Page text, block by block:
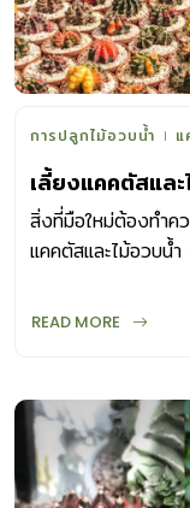
การปลูกไม้อวบน้ำ
เลี้ยงแคคตัสแล
สิ่งที่มือใหม่ต้องทำค
แคคตัสและไม้อวบน้
READ MORE